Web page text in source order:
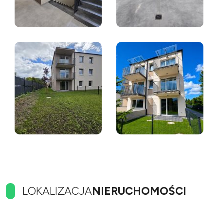
LOKALIZACJANIERUCHOMOŚCI